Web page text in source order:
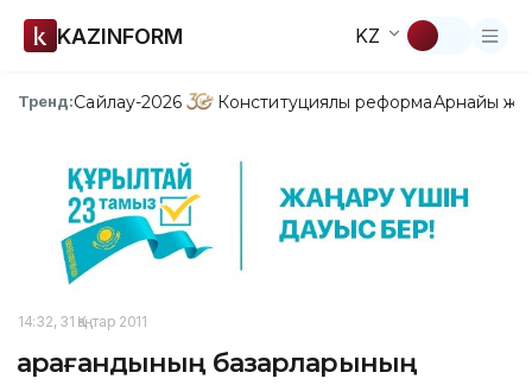
KAZINFORM KZ
Тренд:Сайлау-2026 Конституциялық реформаАрнайы
14:32, 31 Қаңтар 2011
Қарағандының базарларының